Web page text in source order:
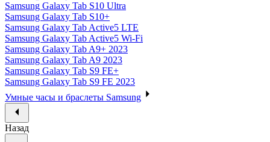
Samsung Galaxy Tab S10 Ultra
Samsung Galaxy Tab S10+
Samsung Galaxy Tab Active5 LTE
Samsung Galaxy Tab Active5 Wi-Fi
Samsung Galaxy Tab A9+ 2023
Samsung Galaxy Tab A9 2023
Samsung Galaxy Tab S9 FE+
Samsung Galaxy Tab S9 FE 2023
Умные часы и браслеты Samsung
Назад